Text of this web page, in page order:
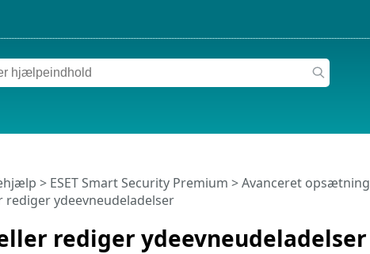
rediger ydeevneudeladelser
> ESET Smart Security Premium >Avanceret opsætning
rediger ydeevneudeladelser